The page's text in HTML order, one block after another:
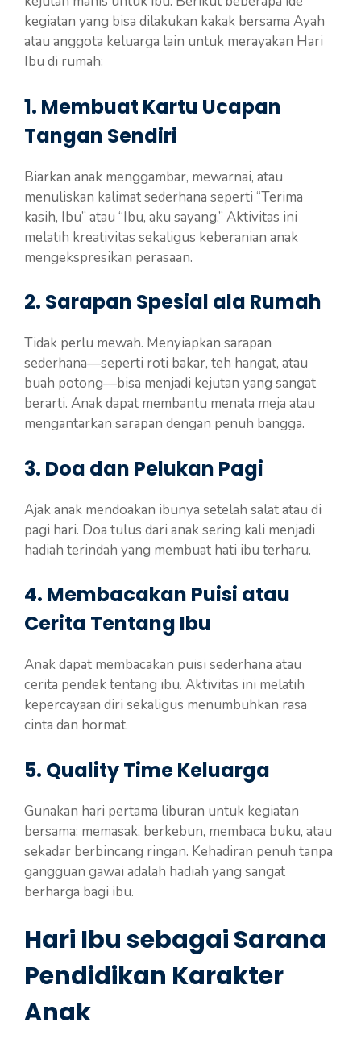
kegiatan yang bisa dilakukan kakak bersama Ayah
atau anggota keluarga lain untuk merayakan Hari
Ibu di rumah:
1. Membuat Kartu Ucapan
Tangan Sendiri
Biarkan anak menggambar, mewarnai, atau
menuliskan kalimat sederhana seperti “Terima
kasih, Ibu” atau “Ibu, aku sayang.” Aktivitas ini
melatih kreativitas sekaligus keberanian anak
mengekspresikan perasaan.
2. Sarapan Spesial ala Rumah
Tidak perlu mewah. Menyiapkan sarapan
sederhana—seperti roti bakar, teh hangat, atau
buah potong—bisa menjadi kejutan yang sangat
berarti. Anak dapat membantu menata meja atau
mengantarkan sarapan dengan penuh bangga.
3. Doa dan Pelukan Pagi
Ajak anak mendoakan ibunya setelah salat atau di
pagi hari. Doa tulus dari anak sering kali menjadi
hadiah terindah yang membuat hati ibu terharu.
4. Membacakan Puisi atau
Cerita Tentang Ibu
Anak dapat membacakan puisi sederhana atau
cerita pendek tentang ibu. Aktivitas ini melatih
kepercayaan diri sekaligus menumbuhkan rasa
cinta dan hormat.
5. Quality Time Keluarga
Gunakan hari pertama liburan untuk kegiatan
bersama: memasak, berkebun, membaca buku, atau
sekadar berbincang ringan. Kehadiran penuh tanpa
gangguan gawai adalah hadiah yang sangat
berharga bagi ibu.
Hari Ibu sebagai Sarana
Pendidikan Karakter
Anak